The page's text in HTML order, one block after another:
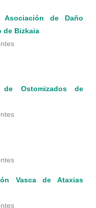
Asociación de Daño
de Bizkaia
de Ostomizados de
Vasca de Ataxias